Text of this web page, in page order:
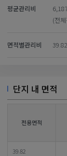
평균관리비
(전
면적별관리비
단지 내 면적
전용면적
39.82